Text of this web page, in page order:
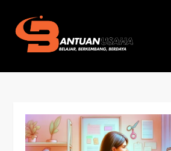
content